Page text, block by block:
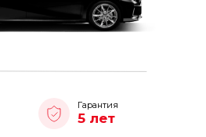
Гарантия
5 лет